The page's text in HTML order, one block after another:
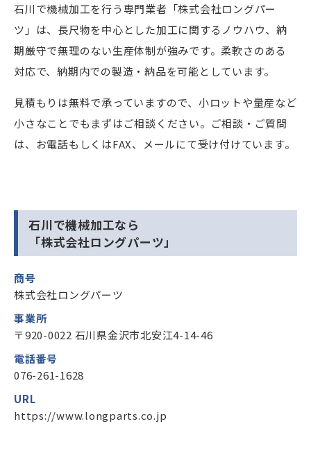
石川で機械加工を行う専門業者「株式会社ロングパー
ツ」は、長尺物を中心とした加工に関するノウハウ、納
期厳守で無理のない生産体制が強みです。柔軟さのある
対応で、納期内での製造・納品を可能としています。
見積もりは無料で承っていますので、小ロットや量産など
小さなことでもまずはご相談ください。ご相談・ご質問
は、お電話もしくはFAX、メールにて受け付けています。
石川で機械加工なら
「株式会社ロングパーツ」
商号
株式会社ロングパーツ
事業所
〒920-0022 石川県金沢市北安江4-14-46
電話番号
076-261-1628
URL
https://www.longparts.co.jp